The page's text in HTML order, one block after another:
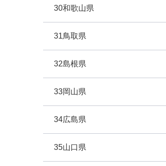
30和歌山県
31鳥取県
32島根県
33岡山県
34広島県
35山口県